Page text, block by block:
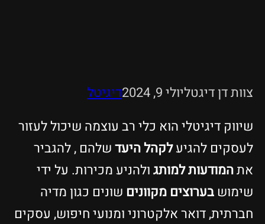
צוות דן דיגטליולי 9, 2024
דיגיטל
שיווק דיגיטלי הוא כלי רב עוצמה שיכול לעזור
לעסקים להגיעלקהל היעדשלהם , להגביר
אתהמודעות למותגולהניע מכירות. על ידי
שימוש בערוצים מקוונים שונים כגון מדיה
חברתית, דואר אלקטרוני ומנועי חיפוש, עסקים